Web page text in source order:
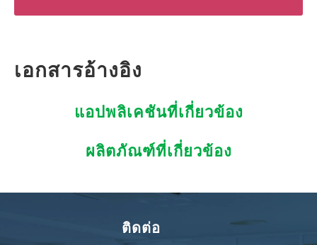
เอกสารอ้างอิง
แอปพลิเคชันที่เกี่ยวข้อง
ผลิตภัณฑ์ที่เกี่ยวข้อง
ติดต่อ